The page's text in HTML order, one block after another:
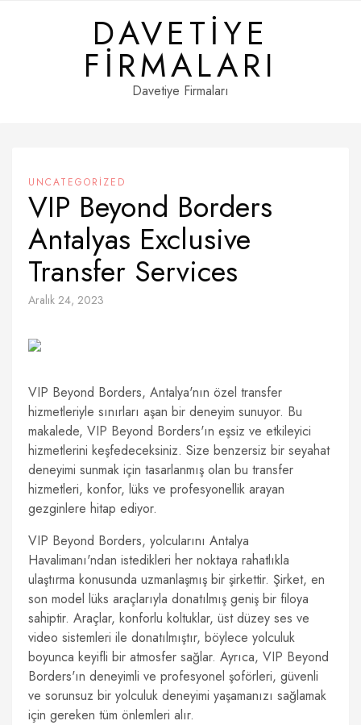
DAVETIYE
FIRMALARI
Davetiye Firmaları
UNCATEGORIZED
VIP Beyond Borders
Antalyas Exclusive
Transfer Services
Aralık 24, 2023
VIP Beyond Borders, Antalya'nın özel transfer
hizmetleriyle sınırları aşan bir deneyim sunuyor. Bu
makalede, VIP Beyond Borders'ın eşsiz ve etkileyici
hizmetlerini keşfedeceksiniz. Size benzersiz bir seyahat
deneyimi sunmak için tasarlanmış olan bu transfer
hizmetleri, konfor, lüks ve profesyonellik arayan
gezginlere hitap ediyor.
VIP Beyond Borders, yolcularını Antalya
Havalimanı'ndan istedikleri her noktaya rahatlıkla
ulaştırma konusunda uzmanlaşmış bir şirkettir. Şirket, en
son model lüks araçlarıyla donatılmış geniş bir filoya
sahiptir. Araçlar, konforlu koltuklar, üst düzey ses ve
video sistemleri ile donatılmıştır, böylece yolculuk
boyunca keyifli bir atmosfer sağlar. Ayrıca, VIP Beyond
Borders'ın deneyimli ve profesyonel şoförleri, güvenli
ve sorunsuz bir yolculuk deneyimi yaşamanızı sağlamak
için gereken tüm önlemleri alır.